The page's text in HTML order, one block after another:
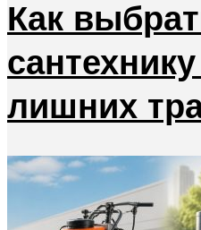
Как
лишних